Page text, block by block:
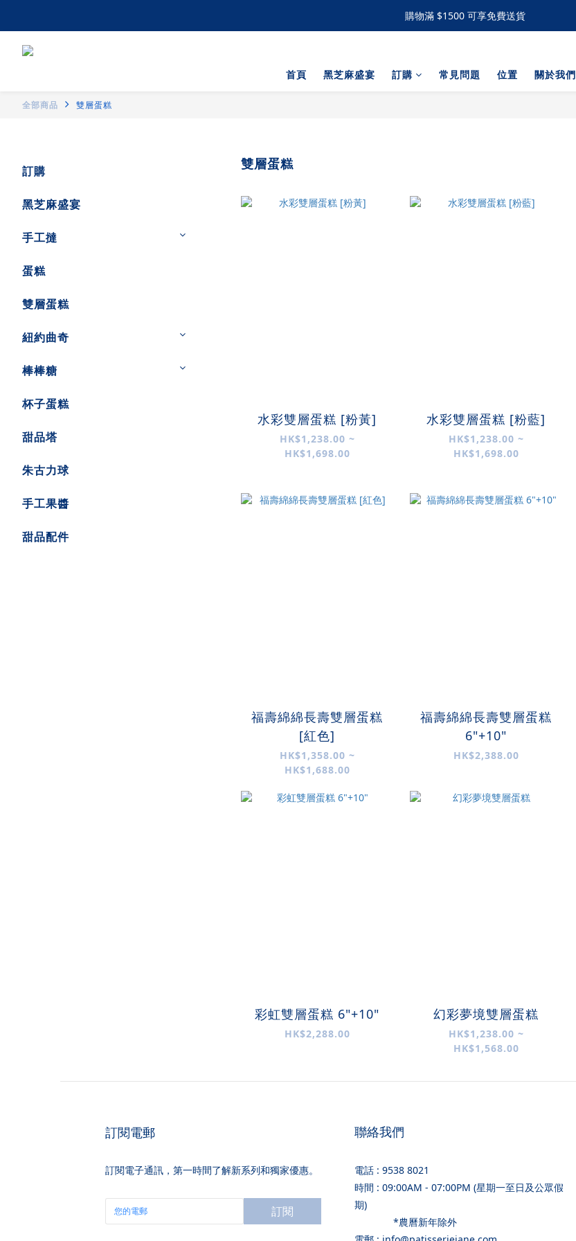
購物滿 $1500 可享免費送貨
購物滿 $1500 可享免費送貨
購物滿 $1500 可享免費送貨
首頁 黑芝麻盛宴 訂購 常見問題 位置 關於我們
全部商品 雙層蛋糕
訂購
黑芝麻盛宴
手工撻
蛋糕
雙層蛋糕
紐約曲奇
棒棒糖
杯子蛋糕
甜品塔
朱古力球
手工果醬
甜品配件
雙層蛋糕
水彩雙層蛋糕 [粉黃]
HK$1,238.00 ~
HK$1,698.00
水彩雙層蛋糕 [粉藍]
HK$1,238.00 ~
HK$1,698.00
福壽綿綿長壽雙層蛋糕
[紅色]
HK$1,358.00 ~
HK$1,688.00
福壽綿綿長壽雙層蛋糕
6"+10"
HK$2,388.00
彩虹雙層蛋糕 6"+10"
HK$2,288.00
幻彩夢境雙層蛋糕
HK$1,238.00 ~
HK$1,568.00
訂閱電郵
訂閱電子通訊，第一時間了解新系列和獨家優惠。
訂閱
聯絡我們
電話 : 9538 8021
時間 : 09:00AM - 07:00PM (星期一至日及公眾假
期)
*農曆新年除外